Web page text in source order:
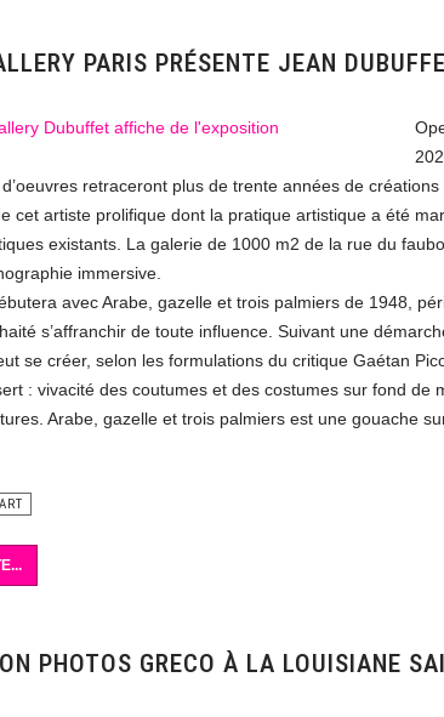
PARIS PRÉSENTE JEAN
retraceront plus de trente années de
cet artiste prolifique dont la pratique artistique a été
existants. La galerie de 1000 m2 de la rue du
immersive.
avec Arabe, gazelle et trois palmiers de 1948,
s’affranchir de toute influence. Suivant une
se créer, selon les formulations du critique Gaétan
: vivacité des coutumes et des costumes sur fond de
Arabe, gazelle et trois palmiers est une gouache
PHOTOS GRECO À LA LOUISIANE